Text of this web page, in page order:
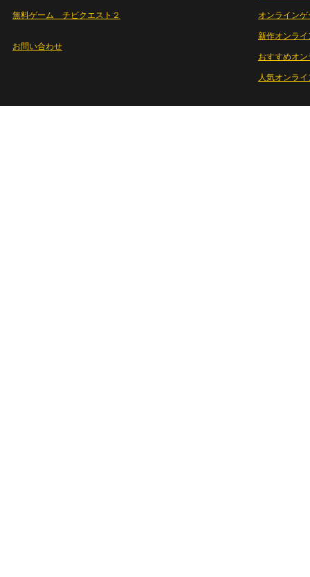
無料ゲーム チビクエスト２
お問い合わせ
オンライン
新作オンライ
おすすめオ
人気オンラ